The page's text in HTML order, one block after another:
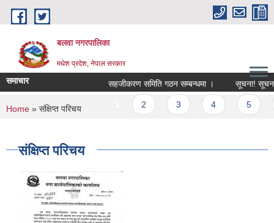
Skip to main content
बलवा नगरपालिका
मधेश प्रदेश, नेपाल सरकार
समाचार सहजीकरण समिति गठन सम्बन्धमा । सूचना! सूचना!!
Pages
You are here
Home » संक्षिप्त परिचय
संक्षिप्त परिचय